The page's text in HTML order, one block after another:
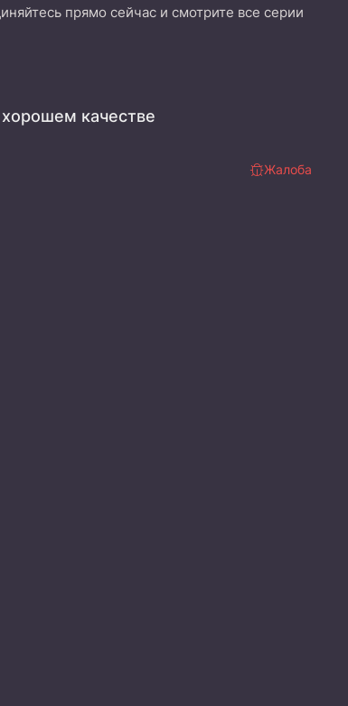
прямо сейчас и смотрите все серии
качестве
Жалоба